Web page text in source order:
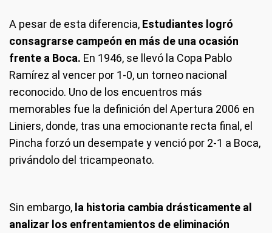
A pesar de esta diferencia, Estudiantes logró
consagrarse campeón en más de una ocasión
frente a Boca. En 1946, se llevó la Copa Pablo
Ramírez al vencer por 1-0, un torneo nacional
reconocido. Uno de los encuentros más
memorables fue la definición del Apertura 2006 en
Liniers, donde, tras una emocionante recta final, el
Pincha forzó un desempate y venció por 2-1 a Boca,
privándolo del tricampeonato.
Sin embargo, la historia cambia drásticamente al
analizar los enfrentamientos de eliminación